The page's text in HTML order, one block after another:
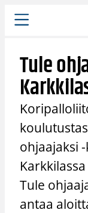
Siirry
sisältöön
Tule
ohjaajaksi
Tule
antaa